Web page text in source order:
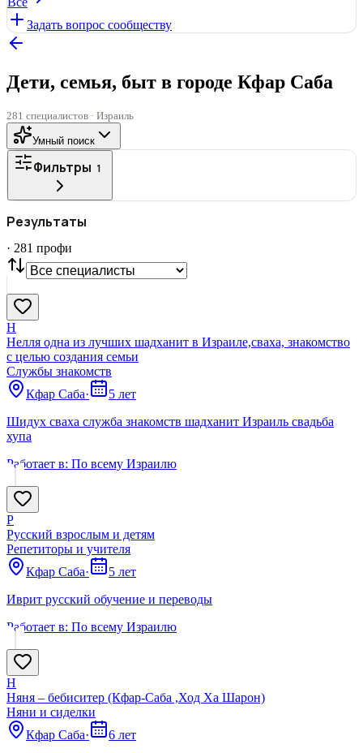
Задать вопрос сообществу
Дети, семья, быт в городе Кфар Саба
281 специалистов · Израиль
Умный поиск
Фильтры 1
Все
СТАТУС
VIP С фото
Нашли
Сбросить
Результаты
· 281 профи
Н
Нелля одна из лучших шадханит в Израиле,сваха, знакомство
с целью создания семьи
Службы знакомств
Кфар Саба·
5 лет
Шидух сваха служба знакомств шадханит Израиль свадьба
хупа
Работает в: По всему Израилю
Р
Русский взрослым и детям
Репетиторы и учителя
Кфар Саба·
5 лет
Иврит русский обучение и переводы
Работает в: По всему Израилю
Н
Няня – бебиситер (Кфар-Саба ,Ход Ха Шарон)
Няни и сиделки
Кфар Саба· 6 лет